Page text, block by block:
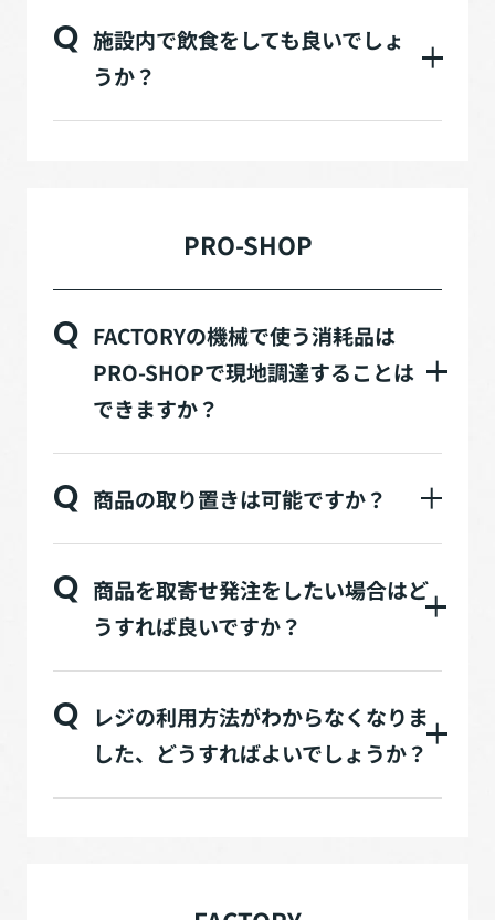
Q 施設内で飲食をしても良いでしょ
うか？
PRO-SHOP
Q FACTORYの機械で使う消耗品は
PRO-SHOPで現地調達することは
できますか？
Q 商品の取り置きは可能ですか？
Q 商品を取寄せ発注をしたい場合はど
うすれば良いですか？
Q
レジの利用方法がわからなくなりま
した、どうすればよいでしょうか？